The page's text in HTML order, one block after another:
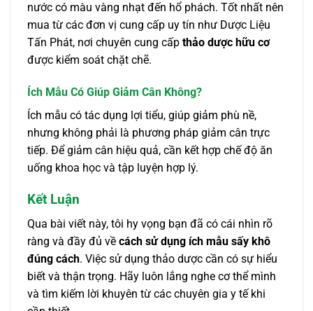
nước có màu vàng nhạt đến hổ phách. Tốt nhất nên
mua từ các đơn vị cung cấp uy tín như Dược Liệu
Tấn Phát, nơi chuyên cung cấp thảo dược hữu cơ
được kiểm soát chặt chẽ.
Ích Mẫu Có Giúp Giảm Cân Không?
Ích mẫu có tác dụng lợi tiểu, giúp giảm phù nề,
nhưng không phải là phương pháp giảm cân trực
tiếp. Để giảm cân hiệu quả, cần kết hợp chế độ ăn
uống khoa học và tập luyện hợp lý.
Kết Luận
Qua bài viết này, tôi hy vọng bạn đã có cái nhìn rõ
ràng và đầy đủ về cách sử dụng ích mẫu sấy khô
đúng cách. Việc sử dụng thảo dược cần có sự hiểu
biết và thận trọng. Hãy luôn lắng nghe cơ thể mình
và tìm kiếm lời khuyên từ các chuyên gia y tế khi